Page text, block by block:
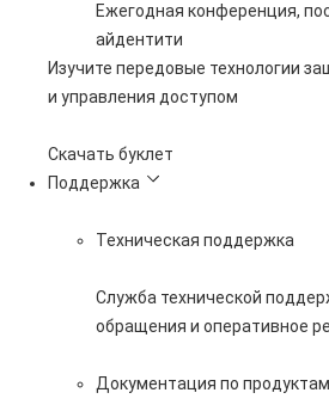
Ежегодная конференция,
айдентити
Изучите передовые технологии
и управления доступом
Скачать буклет
Поддержка
Техническая поддержка
Служба технической
обращения и оперативное
Документация по продуктам